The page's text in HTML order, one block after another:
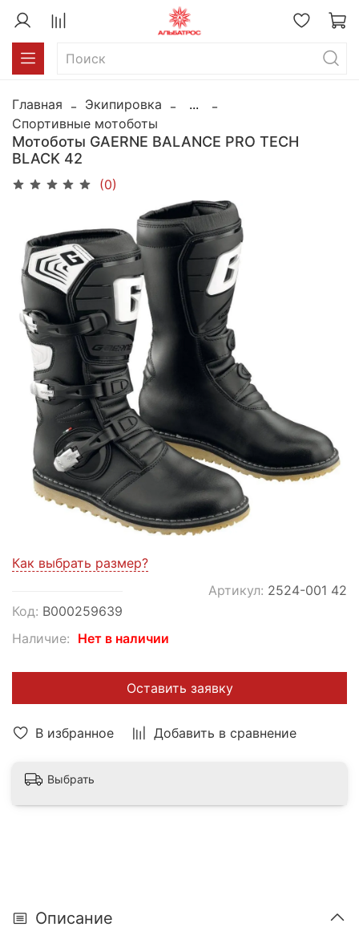
Главная Экипировка
...
Спортивные мотоботы
Мотоботы GAERNE BALANCE PRO TECH
BLACK 42
(0)
В избранное Добавить в сравнение
Как выбрать размер?
Код: В000259639
Артикул: 2524-001 42
Наличие: Нет в наличии
Оставить заявку
Выбрать
Описание